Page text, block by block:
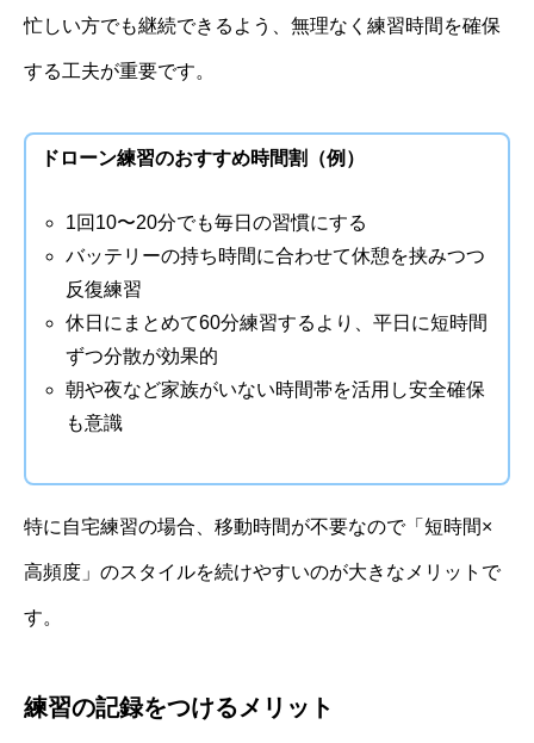
忙しい方でも継続できるよう、無理なく練習時間を確保
する工夫が重要です。
ドローン練習のおすすめ時間割（例）
1回10〜20分でも毎日の習慣にする
バッテリーの持ち時間に合わせて休憩を挟みつつ
反復練習
休日にまとめて60分練習するより、平日に短時間
ずつ分散が効果的
朝や夜など家族がいない時間帯を活用し安全確保
も意識
特に自宅練習の場合、移動時間が不要なので「短時間×
高頻度」のスタイルを続けやすいのが大きなメリットで
す。
練習の記録をつけるメリット